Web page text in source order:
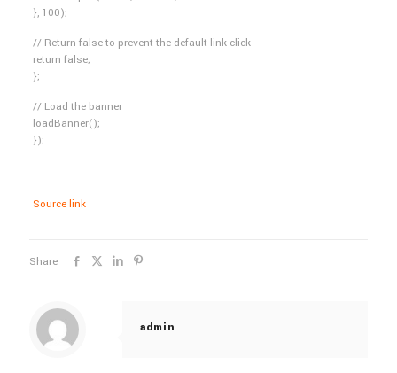
}, 100);
// Return false to prevent the default link click
return false;
};
// Load the banner
loadBanner();
});
Source link
Share
admin